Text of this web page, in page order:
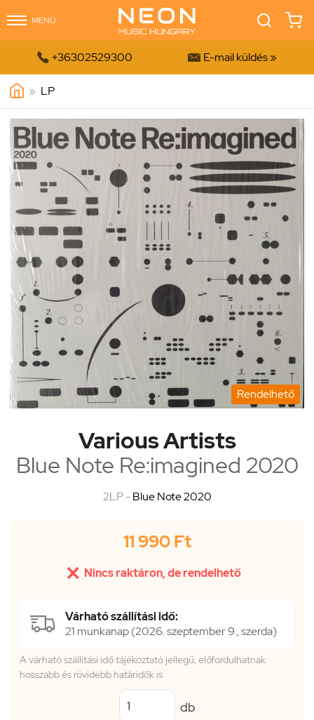
MENÜ
 +36302529300  E-mail küldés »
» LP
Rendelhető
Various Artists
Blue Note Re:imagined 2020
2LP -Blue Note 2020
11 990 Ft
 Nincs raktáron, de rendelhető
Várható szállítási idő:
21 munkanap (2026. szeptember 9., szerda)
A várható szállítási idő tájékoztató jellegű, előfordulhatnak
hosszabb és rövidebb határidők is
db